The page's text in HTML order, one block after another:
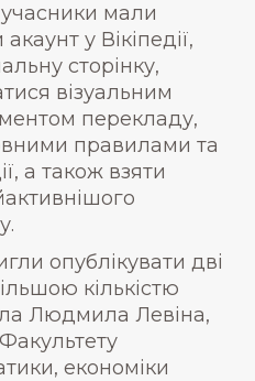
учасники мали
у Вікіпедії,
сторінку,
візуальним
перекладу,
правилами та
а також взяти
опублікувати дві
кількістю
Людмила Левіна,
економіки